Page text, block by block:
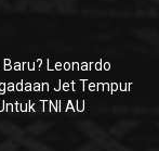
Leonardo
Jet Tempur
TNI AU